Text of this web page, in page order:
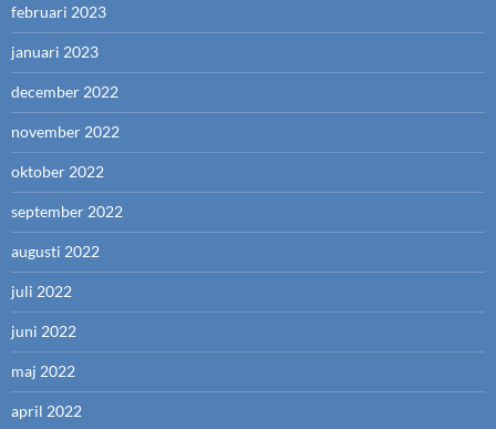
februari 2023
januari 2023
december 2022
november 2022
oktober 2022
september 2022
augusti 2022
juli 2022
juni 2022
maj 2022
april 2022